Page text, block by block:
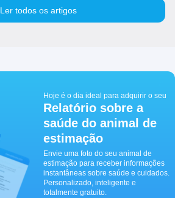
Ler todos os artigos
Hoje é o dia ideal para adquirir o seu
Relatório sobre a
saúde do animal de
estimação
Envie uma foto do seu animal de
estimação para receber informações
instantâneas sobre saúde e cuidados.
Personalizado, inteligente e
totalmente gratuito.